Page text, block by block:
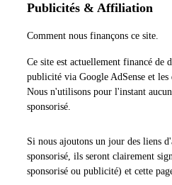
Publicités & Affiliation
Comment nous finançons ce site.
Ce site est actuellement financé de
publicité via Google AdSense et
Nous n'utilisons pour l'instant
sponsorisé.
Si nous ajoutons un jour des liens
sponsorisé, ils seront clairement
sponsorisé ou publicité) et cette